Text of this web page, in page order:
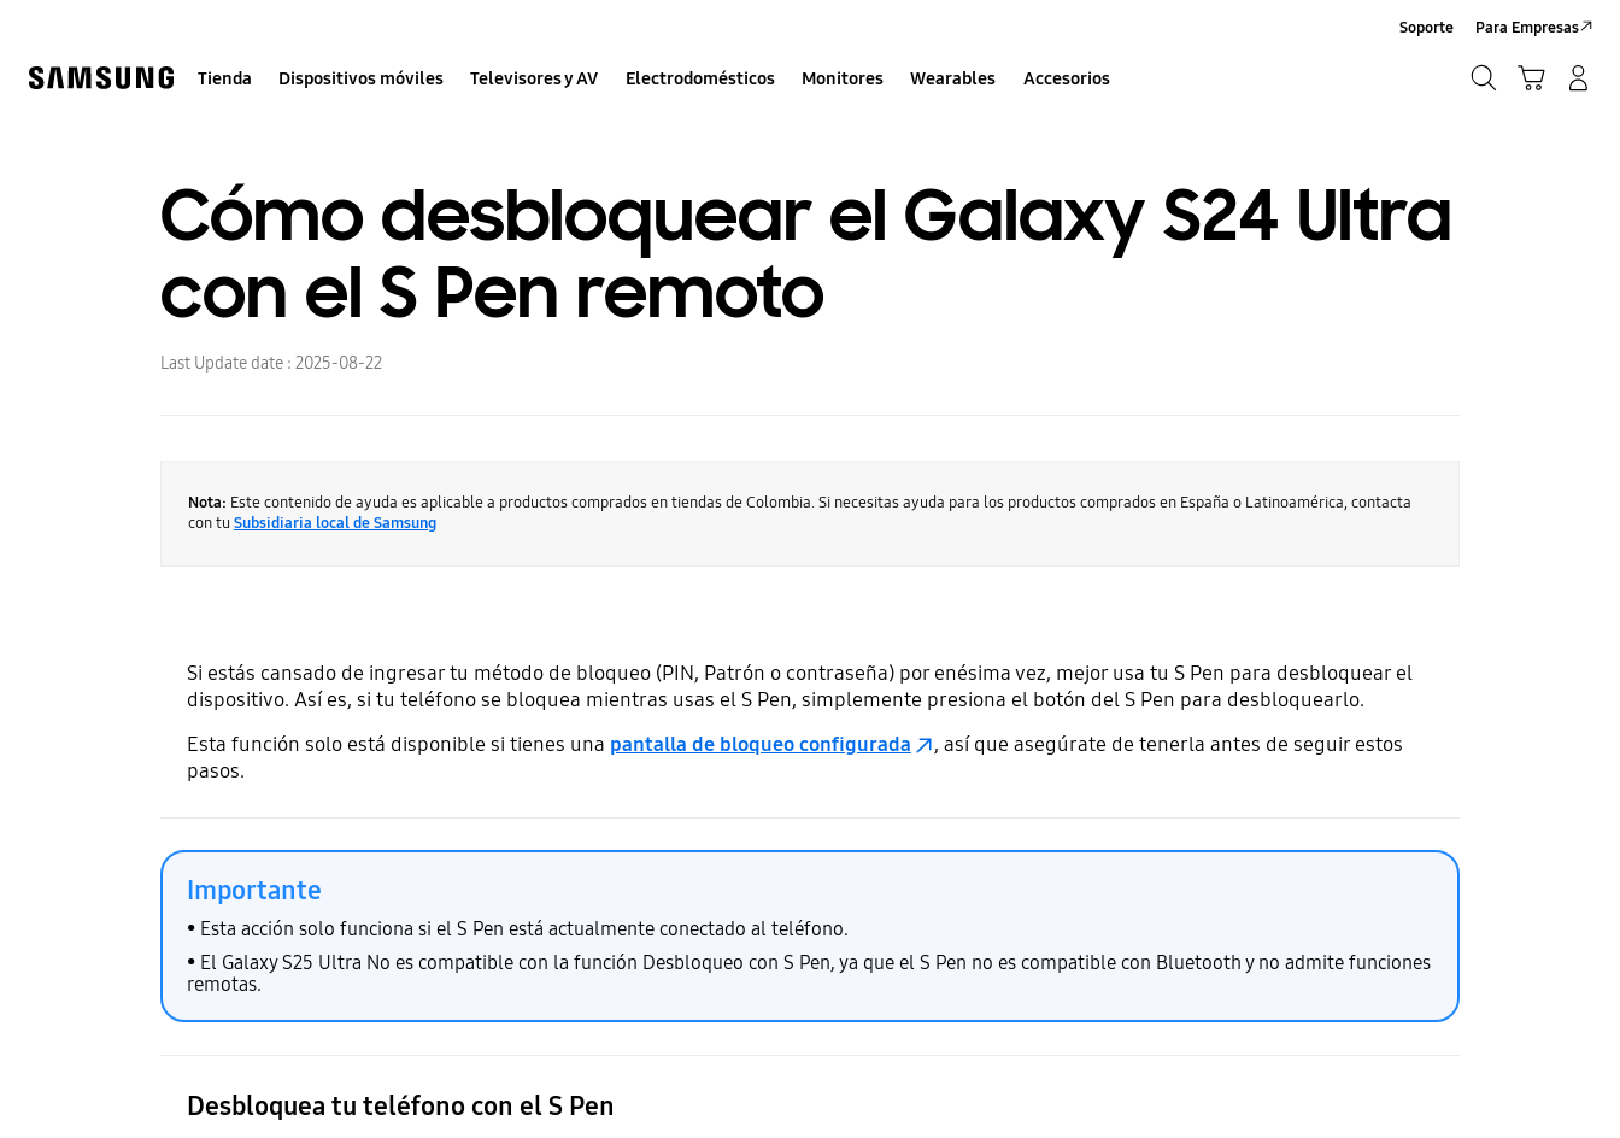
Tienda Dispositivos móviles Televisores y AV Electrodomésticos Monitores Wearables Accesorios
Soporte Para Empresas
Cómo desbloquear el Galaxy S24 Ultra
con el S Pen remoto
Last Update date : 2025-08-22
Nota: Este contenido de ayuda es aplicable a productos comprados en tiendas de Colombia. Si necesitas ayuda para los productos comprados en España o Latinoamérica, contacta
con tu Subsidiaria local de Samsung
Si estás cansado de ingresar tu método de bloqueo (PIN, Patrón o contraseña) por enésima vez, mejor usa tu S Pen para desbloquear el
dispositivo. Así es, si tu teléfono se bloquea mientras usas el S Pen, simplemente presiona el botón del S Pen para desbloquearlo.
Esta función solo está disponible si tienes una pantalla de bloqueo configurada
, así que asegúrate de tenerla antes de seguir estos
pasos.
Importante
• Esta acción solo funciona si el S Pen está actualmente conectado al teléfono.
• El Galaxy S25 Ultra No es compatible con la función Desbloqueo con S Pen, ya que el S Pen no es compatible con Bluetooth y no admite funciones
remotas.
Desbloquea tu teléfono con el S Pen